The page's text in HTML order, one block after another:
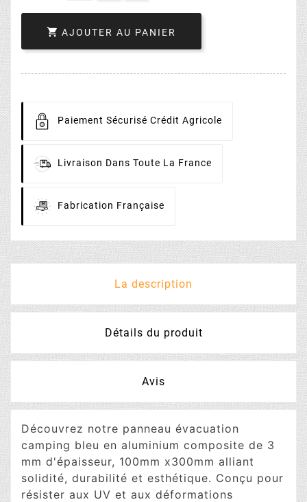
 AJOUTER AU PANIER
Paiement Sécurisé Crédit Agricole
Livraison Dans Toute La France
Fabrication Française
La description
Détails du produit
Avis
Découvrez notre panneau évacuation
camping bleu en aluminium composite de 3
mm d'épaisseur, 100mm x300mm alliant
solidité, durabilité et esthétique. Conçu pour
résister aux UV et aux déformations